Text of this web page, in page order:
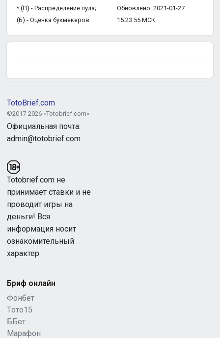
* (П) - Распределение пула;
(Б) - Оценка букмекеров
Обновлено: 2021-01-27
15:23:55 МСК
TotoBrief.com
©2017-2026 «Totobrief.com»
Официальная почта:
admin@totobrief.com
Totobrief.com не
принимает ставки и не
проводит игры на
деньги! Вся
информация носит
ознакомительный
характер
Бриф онлайн
Фонбет
Tото15
ББет
Марафон